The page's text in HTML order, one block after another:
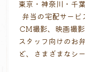
東京・神奈川・千
弁当の宅配サー
CM撮影、映画撮
スタッフ向けのお
ど、さまざまなシ